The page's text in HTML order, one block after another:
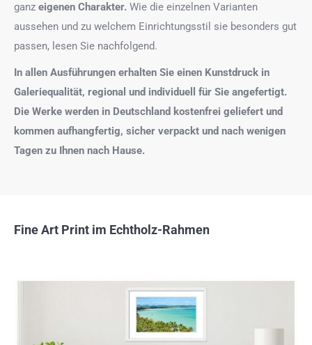
ganz eigenen Charakter. Wie die einzelnen Varianten
aussehen und zu welchem Einrichtungsstil sie besonders gut
passen, lesen Sie nachfolgend.
In allen Ausführungen erhalten Sie einen Kunstdruck in
Galeriequalität, regional und individuell für Sie angefertigt.
Die Werke werden in Deutschland kostenfrei geliefert und
kommen aufhangfertig, sicher verpackt und nach wenigen
Tagen zu Ihnen nach Hause.
Fine Art Print im Echtholz-Rahmen